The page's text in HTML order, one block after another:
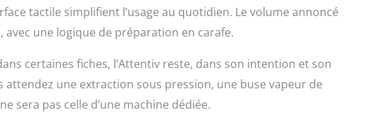
tactile simplifient l’usage au quotidien. Le volume annoncé
une logique de préparation en carafe.
certaines fiches, l’Attentiv reste, dans son intention et son
une extraction sous pression, une buse vapeur de
sera pas celle d’une machine dédiée.